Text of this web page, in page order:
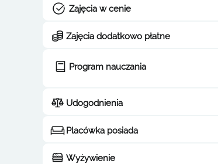
Zajęcia w cenie
Zajęcia dodatkowo płatne
Program nauczania
Udogodnienia
Placówka posiada
Wyżywienie